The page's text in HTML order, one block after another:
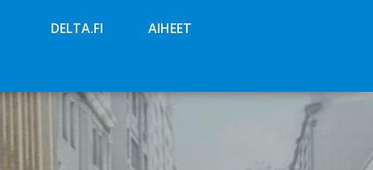
DELTA.FI AIHEET